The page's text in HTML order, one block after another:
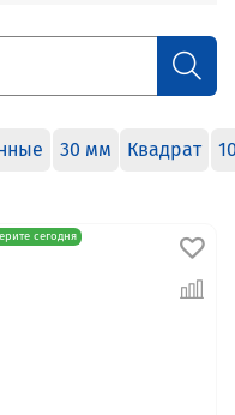
30 мм Квадрат
сегодня